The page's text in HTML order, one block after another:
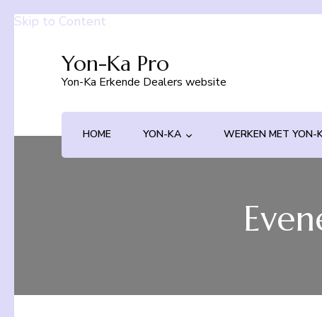
Skip to Content
Yon-Ka Pro
Yon-Ka Erkende Dealers website
HOME YON-KA WERKEN MET YON-